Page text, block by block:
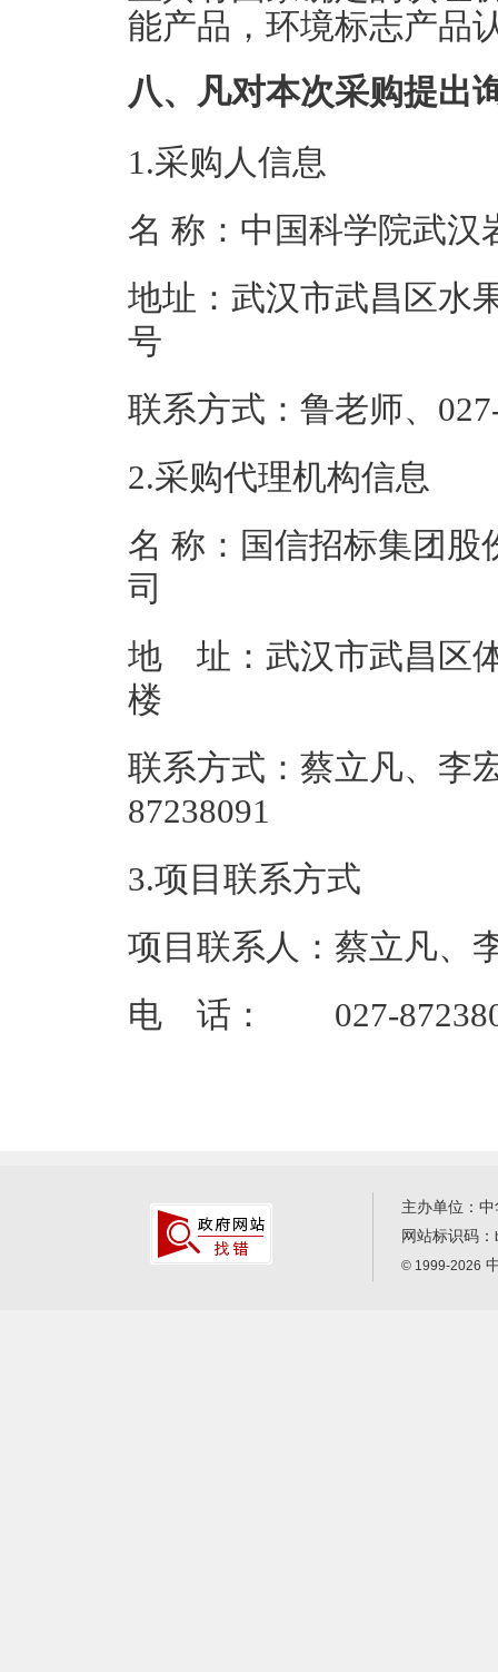
能产品，环境标志产品
八、凡对本次采购提出
1.采购人信息
名 称：中国科学
地址：武汉市武昌区水
号
联系方式：鲁老
2.采购代理机构信息
名 称：国信招标集团股
地 址：武汉市武昌区
联系方式：蔡立凡、李
3.项目联系方式
项目联系人：蔡立凡、
电 话： 027-
主办单位：
网站标识码：
© 1999-2026